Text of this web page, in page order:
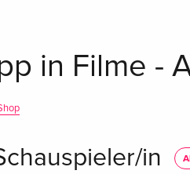
in Filme -
in